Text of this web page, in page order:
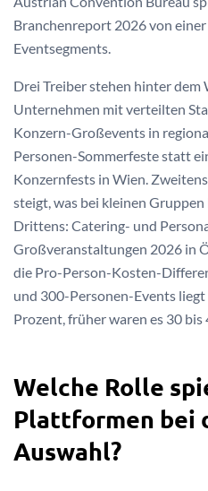
Branchenreport 2026 von einer
Eventsegments.
Drei Treiber stehen hinter dem
Unternehmen mit verteilten
Konzern-Großevents in
Personen-Sommerfeste statt
Konzernfests in Wien.
steigt, was bei kleinen
Drittens: Catering- und
Großveranstaltungen 2026 in
die Pro-Person-Kosten-
und 300-Personen-Events
Prozent, früher waren es 30 bis
Welche Rolle
Plattformen bei
Auswahl?